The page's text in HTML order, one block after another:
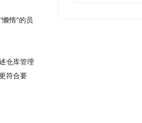
惰”的员
仓库管理
符合要